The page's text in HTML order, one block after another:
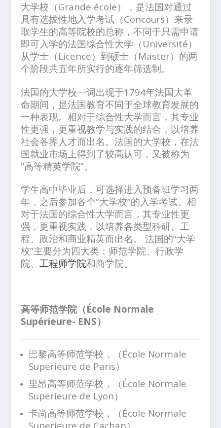
大学校（Grande école），是法国对通过
具有选拔性地入学考试（Concours）来录
取学生的高等院校的总称，不同于只需申请
即可入学的法国综合性大学（Université）
从学士（Licence）到硕士（Master）的两
个阶段共五年所实行的逐年筛选制。
法国的大学校一词出现于1794年法国大革
命期间，是法国教育不同于全球教育发展的
一种表现。相对于综合性大学而言，其专业
性更强，更重视教学与实践的结合，以培养
社会各界人才而出名。法国的大学校，在法
国就业市场上得到了较高认可，又被称为
“高等精英学院”。
学生高中毕业后，可选择进入预备班学习两
年，之后参加各个“大学校”的入学考试。相
对于法国的综合性大学而言，其专业性更
强，更重视实践，以培养各类型科研、工
程、政治和商业精英而出名。 法国的“大学
校”主要分为四大类：师范学院、行政学
院、工程师学院和商学院。
高等师范学院（École Normale
Supérieure- ENS）
巴黎高等师范学校，（École Normale
Superieure de Paris）
里昂高等师范学校，（École Normale
Superieure de Lyon）
卡尚高等师范学校，（École Normale
Superieure de Cachan）